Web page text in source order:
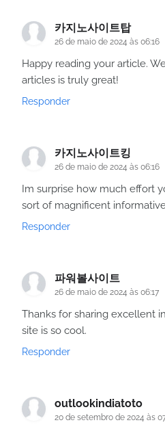
카지노사이트탑
26 de maio de 2024 às 06:16
Happy reading your article.
articles is truly great!
Responder
카지노사이트킹
26 de maio de 2024 às 06:16
Im surprise how much effort
sort of magnificent
Responder
파워볼사이트
26 de maio de 2024 às 06:17
Thanks for sharing excellent
site is so cool.
Responder
outlookindiatoto
20 de setembro de 2024 às